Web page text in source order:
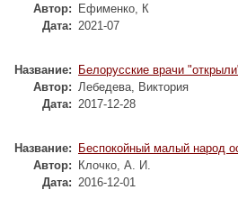
Автор:
Ефименко, К
Дата: 2021-07
Название:
Белорусские врачи
Автор: Лебедева, Виктория
Дата: 2017-12-28
Название:
Беспокойный малый народ
Автор:
Клочко, А. И.
Дата: 2016-12-01